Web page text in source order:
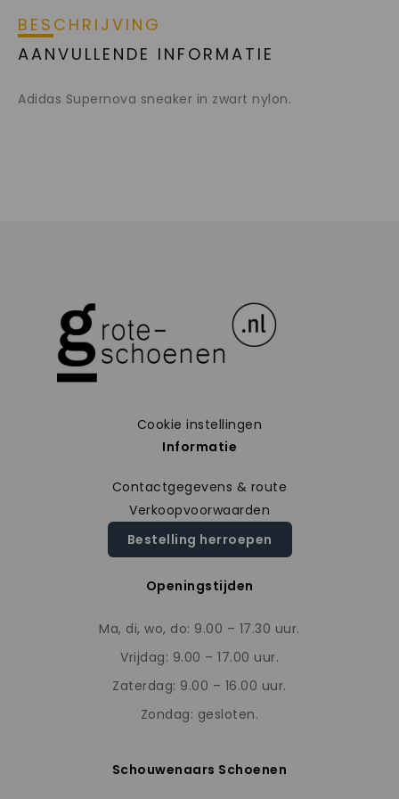
BESCHRIJVING
AANVULLENDE INFORMATIE
Adidas Supernova sneaker in zwart nylon.
Cookie instellingen
Informatie
Contactgegevens & route
Verkoopvoorwaarden
Bestelling herroepen
Openingstijden
Ma, di, wo, do: 9.00 – 17.30 uur.
Vrijdag: 9.00 – 17.00 uur.
Zaterdag: 9.00 – 16.00 uur.
Zondag: gesloten.
Schouwenaars Schoenen